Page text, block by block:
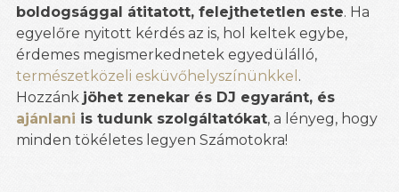
boldogsággal átitatott, felejthetetlen este. Ha
egyelőre nyitott kérdés az is, hol keltek egybe,
érdemes megismerkednetek egyedülálló,
természetközeli esküvőhelyszínünkkel .
Hozzánk jöhet zenekar és DJ egyaránt, és
ajánlani is tudunk szolgáltatókat, a lényeg, hogy
minden tökéletes legyen Számotokra!